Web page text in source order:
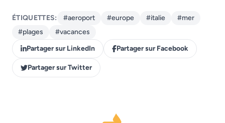
ÉTIQUETTES: #aeroport #europe #italie
#mer
#plages
#vacances
Partager sur LinkedIn
Partager sur Facebook
Partager sur Twitter